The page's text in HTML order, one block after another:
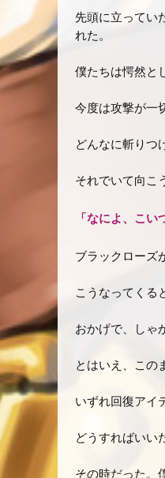
先頭に立ってい
れた。
僕たちは愕然と
今度は攻撃が一
どんなに斬りつ
それでいて向こ
「なによ、こい
ブラックローズ
こうなってくる
おかげで、しゃ
とはいえ、この
いずれ回復アイ
どうすればいい
その時だった。